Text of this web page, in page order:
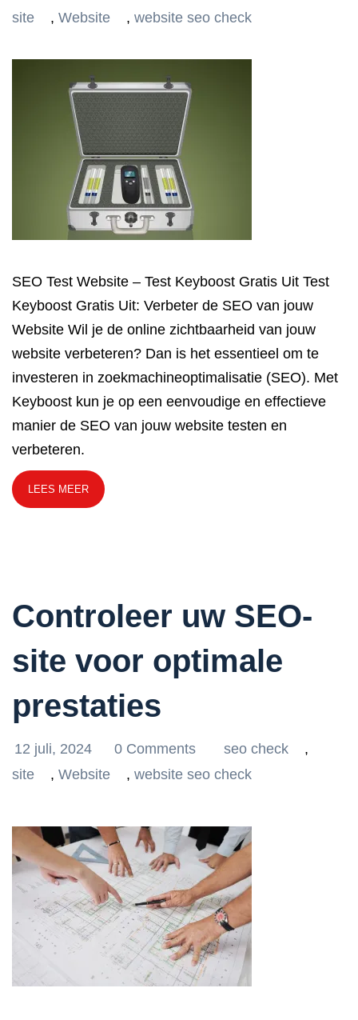
site , Website , website seo check
SEO Test Website – Test Keyboost Gratis Uit Test
Keyboost Gratis Uit: Verbeter de SEO van jouw
Website Wil je de online zichtbaarheid van jouw
website verbeteren? Dan is het essentieel om te
investeren in zoekmachineoptimalisatie (SEO). Met
Keyboost kun je op een eenvoudige en effectieve
manier de SEO van jouw website testen en
verbeteren.
LEES MEER
Controleer uw SEO-
site voor optimale
prestaties
12 juli, 2024 0 Comments seo check
,
site
, Website , website seo check